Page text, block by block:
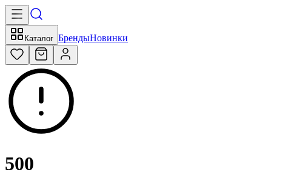
Каталог БрендыНовинки
500